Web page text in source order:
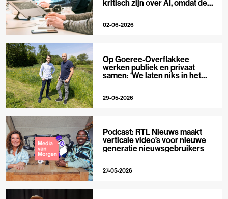
kritisch zijn over AI, omdat de
02-06-2026
Op Goeree-Overflakkee
werken publiek en privaat
samen: ‘We laten niks in het
29-05-2026
Podcast: RTL Nieuws maakt
verticale video’s voor nieuwe
generatie nieuwsgebruikers
27-05-2026